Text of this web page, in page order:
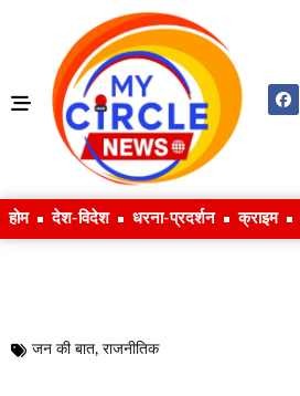
होम देश-विदेश धरना-प्रदर्शन क्राइम
जन की बात, राजनीतिक